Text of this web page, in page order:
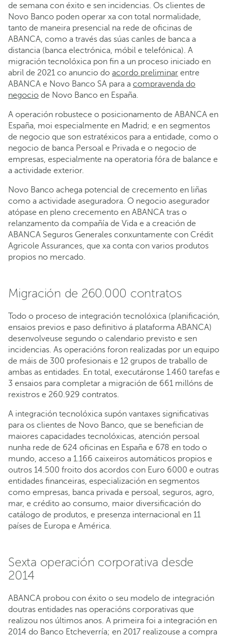
de semana con éxito e sen incidencias. Os clientes de
Novo Banco poden operar xa con total normalidade,
tanto de maneira presencial na rede de oficinas de
ABANCA, como a través das súas canles de banca a
distancia (banca electrónica, móbil e telefónica). A
migración tecnolóxica pon fin a un proceso iniciado en
abril de 2021 co anuncio do acordo preliminar entre
ABANCA e Novo Banco SA para a compravenda do
negocio de Novo Banco en España.
A operación robustece o posicionamento de ABANCA en
España, moi especialmente en Madrid; e en segmentos
de negocio que son estratéxicos para a entidade, como o
negocio de banca Persoal e Privada e o negocio de
empresas, especialmente na operatoria fóra de balance e
a actividade exterior.
Novo Banco achega potencial de crecemento en liñas
como a actividade aseguradora. O negocio asegurador
atópase en pleno crecemento en ABANCA tras o
relanzamento da compañía de Vida e a creación de
ABANCA Seguros Generales conxuntamente con Crédit
Agricole Assurances, que xa conta con varios produtos
propios no mercado.
Migración de 260.000 contratos
Todo o proceso de integración tecnolóxica (planificación,
ensaios previos e paso definitivo á plataforma ABANCA)
desenvolveuse segundo o calendario previsto e sen
incidencias. As operacións foron realizadas por un equipo
de máis de 300 profesionais e 12 grupos de traballo de
ambas as entidades. En total, executáronse 1.460 tarefas e
3 ensaios para completar a migración de 661 millóns de
rexistros e 260.929 contratos.
A integración tecnolóxica supón vantaxes significativas
para os clientes de Novo Banco, que se benefician de
maiores capacidades tecnolóxicas, atención persoal
nunha rede de 624 oficinas en España e 678 en todo o
mundo, acceso a 1.166 caixeiros automáticos propios e
outros 14.500 froito dos acordos con Euro 6000 e outras
entidades financeiras, especialización en segmentos
como empresas, banca privada e persoal, seguros, agro,
mar, e crédito ao consumo, maior diversificación do
catálogo de produtos, e presenza internacional en 11
países de Europa e América.
Sexta operación corporativa desde
2014
ABANCA probou con éxito o seu modelo de integración
doutras entidades nas operacións corporativas que
realizou nos últimos anos. A primeira foi a integración en
2014 do Banco Etcheverría; en 2017 realizouse a compra